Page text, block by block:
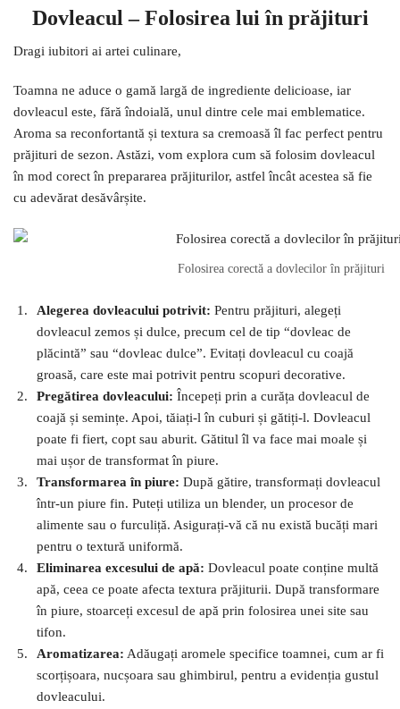
Dovleacul – Folosirea lui în prăjituri
Dragi iubitori ai artei culinare,
Toamna ne aduce o gamă largă de ingrediente delicioase, iar
dovleacul este, fără îndoială, unul dintre cele mai emblematice.
Aroma sa reconfortantă și textura sa cremoasă îl fac perfect pentru
prăjituri de sezon. Astăzi, vom explora cum să folosim dovleacul
în mod corect în prepararea prăjiturilor, astfel încât acestea să fie
cu adevărat desăvârșite.
Folosirea corectă a dovlecilor în prăjituri
Alegerea dovleacului potrivit: Pentru prăjituri, alegeți
dovleacul zemos și dulce, precum cel de tip “dovleac de
plăcintă” sau “dovleac dulce”. Evitați dovleacul cu coajă
groasă, care este mai potrivit pentru scopuri decorative.
Pregătirea dovleacului: Începeți prin a curăța dovleacul de
coajă și semințe. Apoi, tăiați-l în cuburi și gătiți-l. Dovleacul
poate fi fiert, copt sau aburit. Gătitul îl va face mai moale și
mai ușor de transformat în piure.
Transformarea în piure: După gătire, transformați dovleacul
într-un piure fin. Puteți utiliza un blender, un procesor de
alimente sau o furculiță. Asigurați-vă că nu există bucăți mari
pentru o textură uniformă.
Eliminarea excesului de apă: Dovleacul poate conține multă
apă, ceea ce poate afecta textura prăjiturii. După transformare
în piure, stoarceți excesul de apă prin folosirea unei site sau
tifon.
Aromatizarea: Adăugați aromele specifice toamnei, cum ar fi
scorțișoara, nucșoara sau ghimbirul, pentru a evidenția gustul
dovleacului.